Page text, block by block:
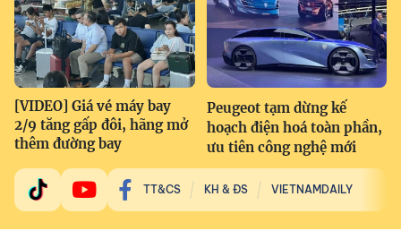
[VIDEO] Giá vé máy bay
2/9 tăng gấp đôi, hãng mở
thêm đường bay
Peugeot tạm dừng kế
hoạch điện hoá toàn phần,
ưu tiên công nghệ mới
TT&CS KH & ĐS VIETNAMDAILY